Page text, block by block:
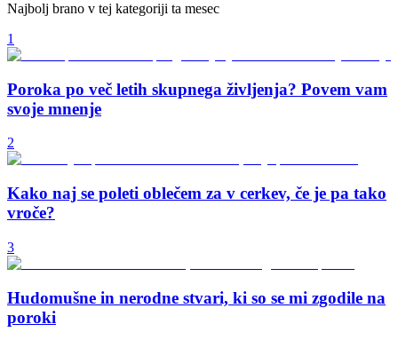
Najbolj brano v tej kategoriji ta mesec
1
Poroka po več letih skupnega življenja? Povem vam
svoje mnenje
2
Kako naj se poleti oblečem za v cerkev, če je pa tako
vroče?
3
Hudomušne in nerodne stvari, ki so se mi zgodile na
poroki